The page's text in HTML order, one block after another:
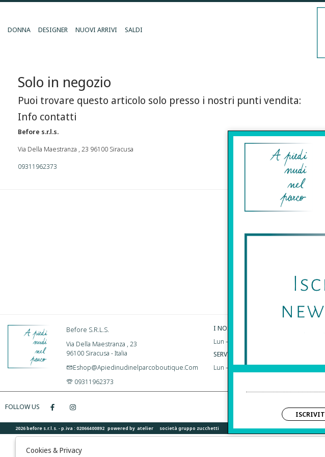
DONNA DESIGNER NUOVI ARRIVI SALDI
Solo in negozio
Puoi trovare questo articolo solo presso i nostri punti vendita:
Info contatti
Before s.r.l.s.
Via Della Maestranza , 23 96100 Siracusa
09311962373
HO LETTO ED
Before S.r.l.s.
Via Della Maestranza , 23
96100 Siracusa - Italia
Eshop@apiedinudinelparcoboutique.com
09311962373
I NOSTRI ORARI:
Lun – Sab | 10:00 – 20:00
SERVIZIO CLIENTI:
Lun – Dom | 10:00 – 20:00
FOLLOW US
2026 before s.r.l.s. - p.iva : 02066400892 powered by atelier società gruppo zucchetti
Cookies & Privacy